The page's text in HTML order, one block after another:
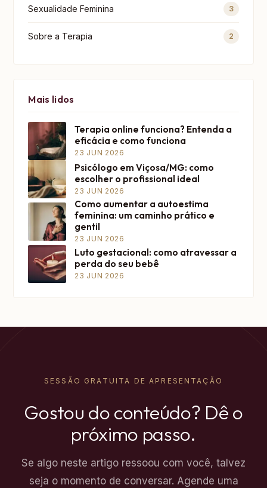
Sexualidade Feminina 3
Sobre a Terapia 2
Mais lidos
Terapia online funciona? Entenda a
eficácia e como funciona
23 JUN 2026
Psicólogo em Viçosa/MG: como
escolher o profissional ideal
23 JUN 2026
Como aumentar a autoestima
feminina: um caminho prático e
gentil
23 JUN 2026
Luto gestacional: como atravessar a
perda do seu bebê
23 JUN 2026
SESSÃO GRATUITA DE APRESENTAÇÃO
Gostou do conteúdo? Dê o
próximo passo.
Se algo neste artigo ressoou com você, talvez
seja o momento de conversar. Agende uma